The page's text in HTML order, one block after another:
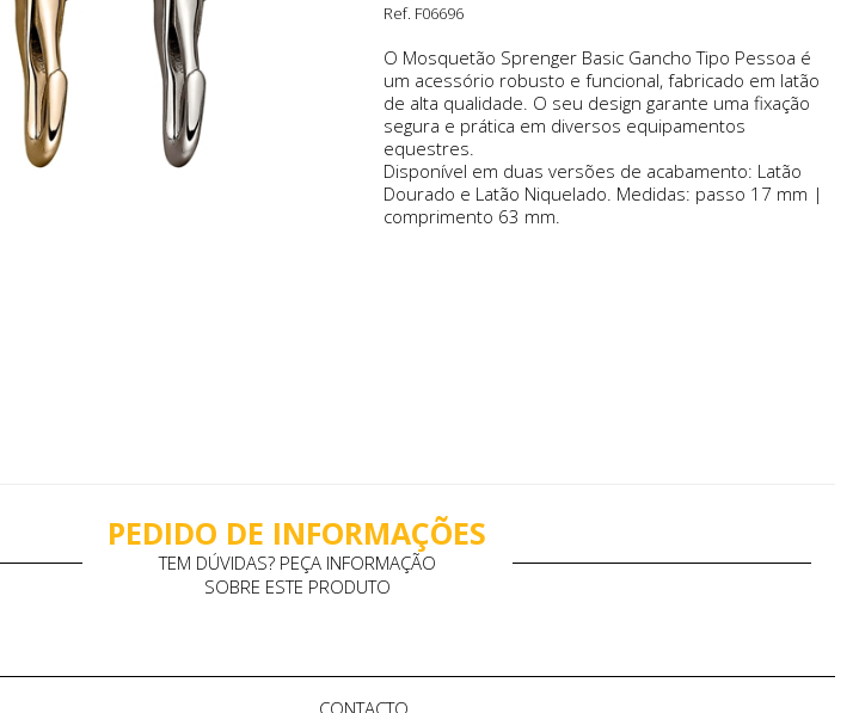
Ref. F06696
O Mosquetão Sprenger Basic Gancho Tipo Pessoa é
um acessório robusto e funcional, fabricado em latão
de alta qualidade. O seu design garante uma fixação
segura e prática em diversos equipamentos
equestres.
Disponível em duas versões de acabamento: Latão
Dourado e Latão Niquelado. Medidas: passo 17 mm |
comprimento 63 mm.
PEDIDO DE INFORMAÇÕES
TEM DÚVIDAS? PEÇA INFORMAÇÃO
SOBRE ESTE PRODUTO